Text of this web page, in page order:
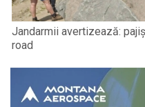
Jandarmii avertizează:
road